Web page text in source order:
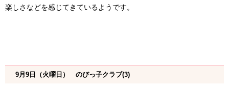
楽しさなどを感じてきているようです。
9月9日（火曜日） のびっ子クラブ(3)